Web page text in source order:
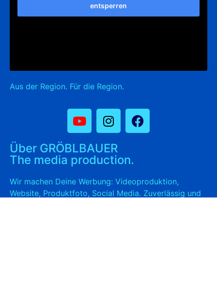
entsperren
Aus der Region. Für die Region.
Über GRÖBLBAUER
The media production.
Wir machen Deine Werbung: Videoproduktion,
Website, Produktfoto, Social Media. Zuverlässig und